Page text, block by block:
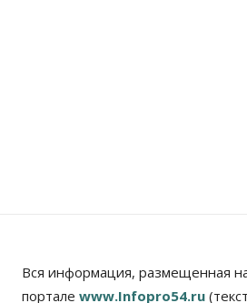
Вся информация, размещенная
портале www.Infopro54.ru